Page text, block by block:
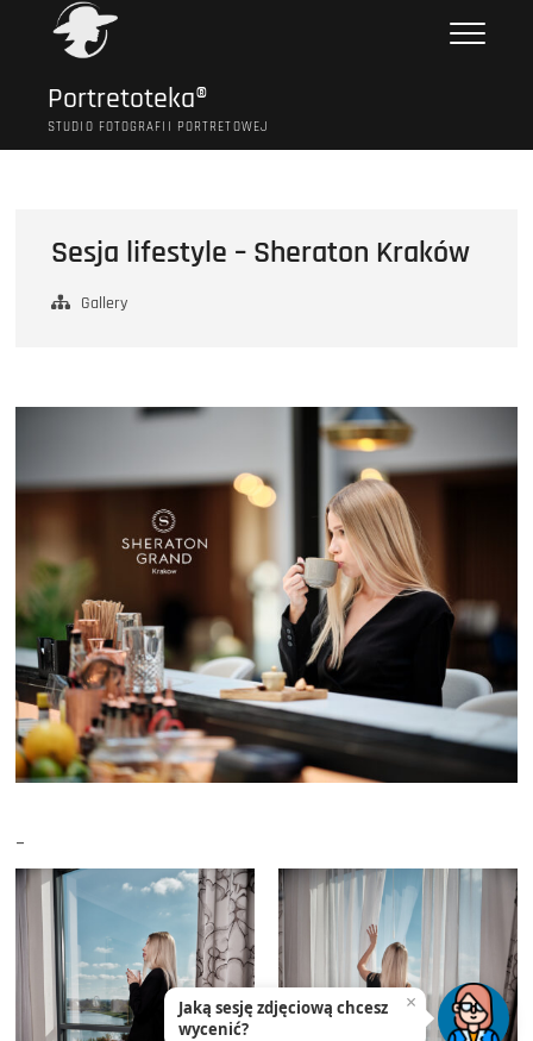
Portretoteka®
STUDIO FOTOGRAFII PORTRETOWEJ
Sesja lifestyle – Sheraton Kraków
Gallery
–
Jaką sesję zdjęciową chcesz
wycenić?
×